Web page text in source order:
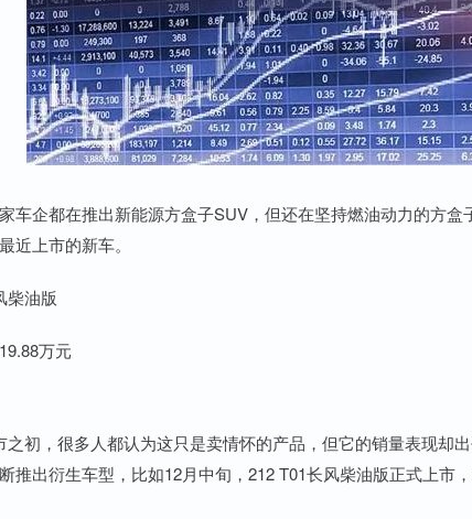
车企都在推出新能源方盒子SUV，但还在坚持燃油动力的方
近上市的新车。
柴油版
万元
之初，很多人都认为这只是卖情怀的产品，但它的销量表现却
推出衍生车型，比如12月中旬，212 T01长风柴油版正式上市